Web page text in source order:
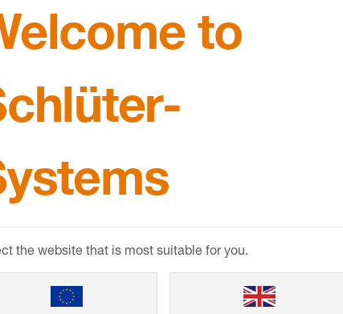
– dank
für komplexe Flächenheizungssysteme.
bei der Entscheidung für eine
„Made in Germany“ setzen.
to
the website that is most suitable for you.